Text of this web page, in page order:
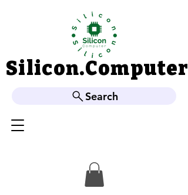
Silicon.Computer
Silicon.Computer
Search